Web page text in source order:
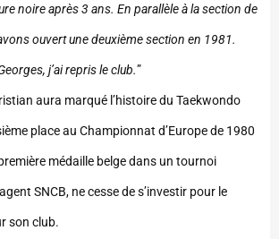
noire après 3 ans. En parallèle à la section de
ouvert une deuxième section en 1981.
, j’ai repris le club.”
aura marqué l’histoire du Taekwondo
place au Championnat d’Europe de 1980
médaille belge dans un tournoi
SNCB, ne cesse de s’investir pour le
son club.